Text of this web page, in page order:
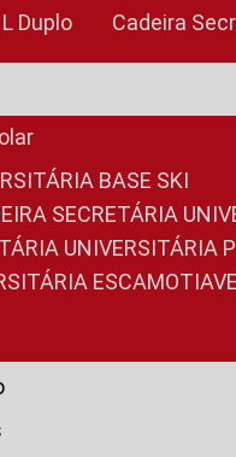
Duplo Cadeira
BASE SKI
SECRETÁRIA
UNIVERSITÁRIA